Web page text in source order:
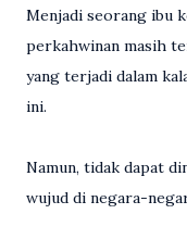
Menjadi seorang ibu
perkahwinan masih
yang terjadi dalam
ini.
Namun, tidak dapat
wujud di negara-